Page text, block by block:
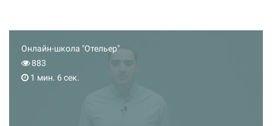
Онлайн-школа "Отельер"
883
1 мин. 6 сек.